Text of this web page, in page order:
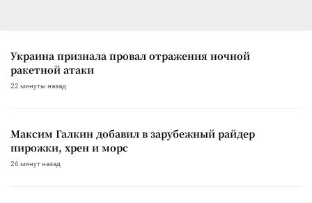
Украина признала провал отражения ночной
ракетной атаки
22 минуты назад
Максим Галкин добавил в зарубежный райдер
пирожки, хрен и морс
26 минут назад